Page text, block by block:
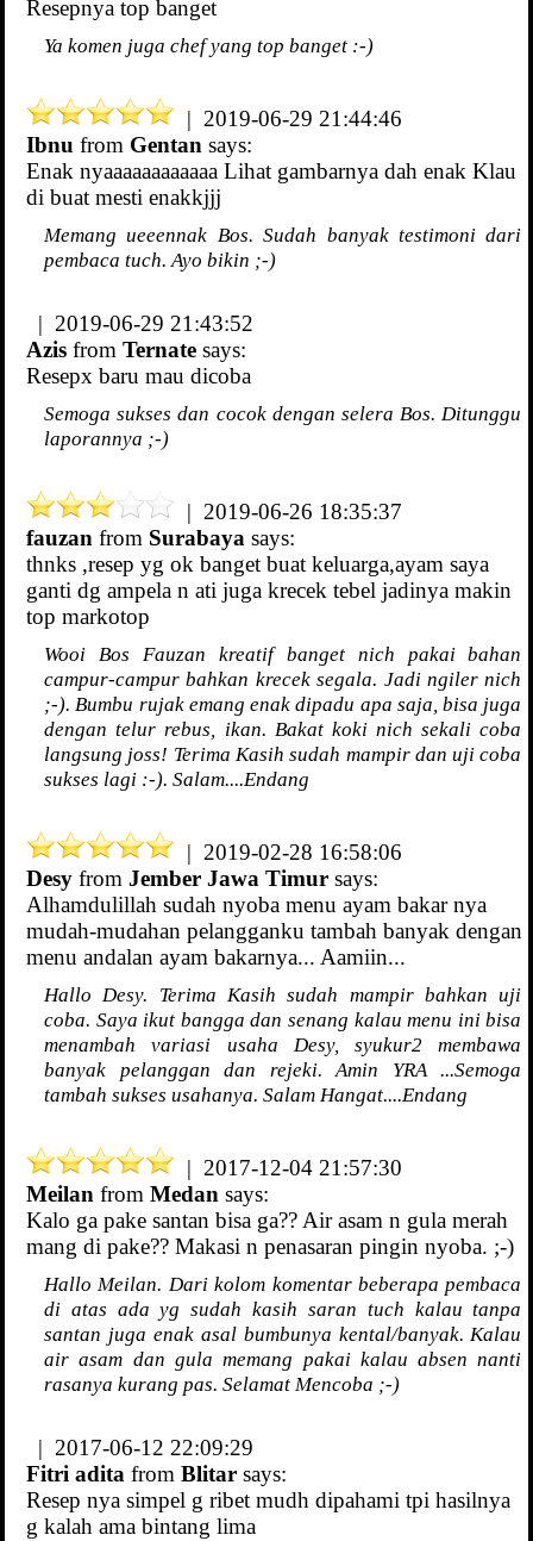
Resepnya top banget
Ya komen juga chef yang top banget :-)
| 2019-06-29 21:44:46
Ibnu from Gentan says:
Enak nyaaaaaaaaaaaa Lihat gambarnya dah enak Klau
di buat mesti enakkjjj
Memang ueeennak Bos. Sudah banyak testimoni dari
pembaca tuch. Ayo bikin ;-)
| 2019-06-29 21:43:52
Azis from Ternate says:
Resepx baru mau dicoba
Semoga sukses dan cocok dengan selera Bos. Ditunggu
laporannya ;-)
| 2019-06-26 18:35:37
fauzan from Surabaya says:
thnks ,resep yg ok banget buat keluarga,ayam saya
ganti dg ampela n ati juga krecek tebel jadinya makin
top markotop
Wooi Bos Fauzan kreatif banget nich pakai bahan
campur-campur bahkan krecek segala. Jadi ngiler nich
;-). Bumbu rujak emang enak dipadu apa saja, bisa juga
dengan telur rebus, ikan. Bakat koki nich sekali coba
langsung joss! Terima Kasih sudah mampir dan uji coba
sukses lagi :-). Salam....Endang
| 2019-02-28 16:58:06
Desy from Jember Jawa Timur says:
Alhamdulillah sudah nyoba menu ayam bakar nya
mudah-mudahan pelangganku tambah banyak dengan
menu andalan ayam bakarnya... Aamiin...
Hallo Desy. Terima Kasih sudah mampir bahkan uji
coba. Saya ikut bangga dan senang kalau menu ini bisa
menambah variasi usaha Desy, syukur2 membawa
banyak pelanggan dan rejeki. Amin YRA ...Semoga
tambah sukses usahanya. Salam Hangat....Endang
| 2017-12-04 21:57:30
Meilan from Medan says:
Kalo ga pake santan bisa ga?? Air asam n gula merah
mang di pake?? Makasi n penasaran pingin nyoba. ;-)
Hallo Meilan. Dari kolom komentar beberapa pembaca
di atas ada yg sudah kasih saran tuch kalau tanpa
santan juga enak asal bumbunya kental/banyak. Kalau
air asam dan gula memang pakai kalau absen nanti
rasanya kurang pas. Selamat Mencoba ;-)
| 2017-06-12 22:09:29
Fitri adita from Blitar says:
Resep nya simpel g ribet mudh dipahami tpi hasilnya
g kalah ama bintang lima